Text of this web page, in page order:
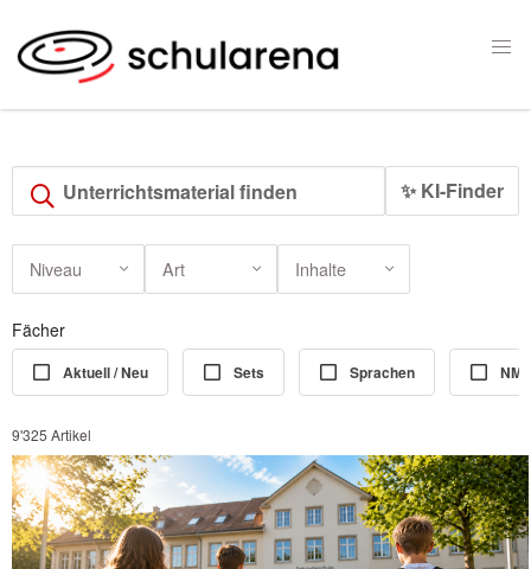
✨ KI-Finder
Niveau Art Inhalte
Fächer
Aktuell / Neu Sets Sprachen
9'325 Artikel